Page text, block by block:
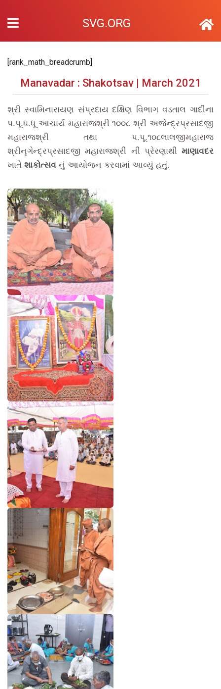
SVG.ORG
[rank_math_breadcrumb]
Manavadar : Shakotsav | March 2021
શ્રી સ્વામિનારાયણ સંપ્રદાય દક્ષિણ વિભાગ વડતાલ ગાદીના
પ.પૂ.ધ.ધૂ આચાર્ય મહારાજશ્રી ૧૦૦૮ શ્રી અજેન્દ્રપ્રસાદજી
મહારાજશ્રી તથા પ.પૂ.૧૦૮લાલજીમહારાજ
શ્રીનૃગેન્દ્રપ્રસાદજી મહારાજશ્રી ની પ્રેરણાથી માણાવદર
ખાતે શાકોત્સવ નું આયોજન કરવામાં આવ્યું હતું.